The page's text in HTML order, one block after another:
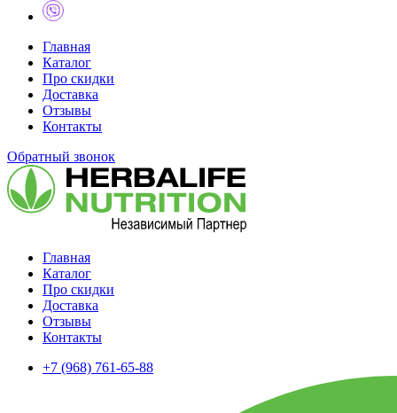
Главная
Каталог
Про скидки
Доставка
Отзывы
Контакты
Обратный звонок
Главная
Каталог
Про скидки
Доставка
Отзывы
Контакты
+7 (968) 761-65-88